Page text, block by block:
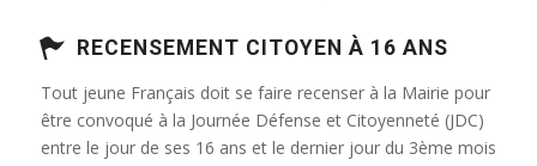
RECENSEMENT CITOYEN À 16 ANS
Tout jeune Français doit se faire recenser à la Mairie pour
être convoqué à la Journée Défense et Citoyenneté (JDC)
entre le jour de ses 16 ans et le dernier jour du 3ème mois